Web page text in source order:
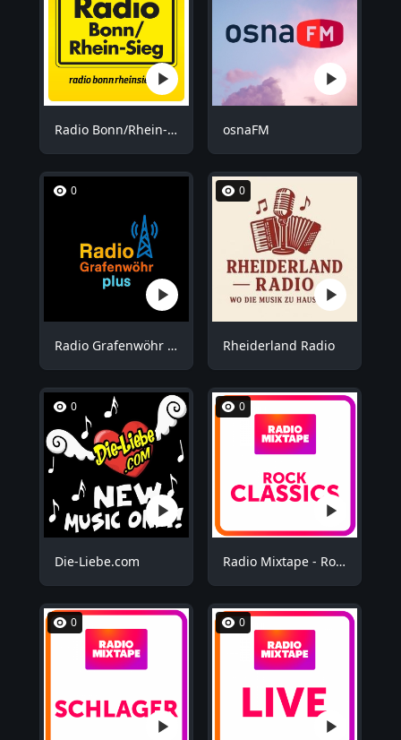
Radio Bonn/Rhein-Sieg osnaFM
0
Radio Grafenwöhr - Plus
0
Rheiderland Radio
0
Die-Liebe.com
0
Radio Mixtape - Rock Mix
0 0